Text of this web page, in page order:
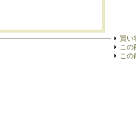
買い
この
この